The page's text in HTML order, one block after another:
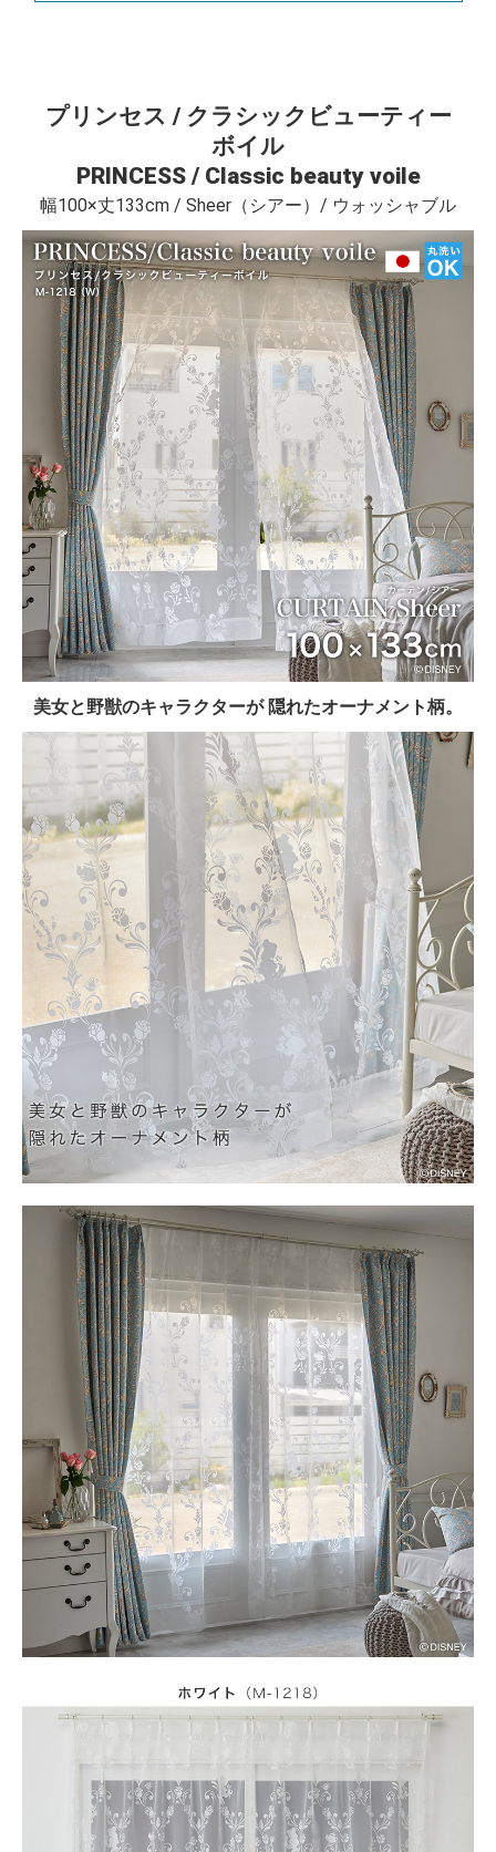
プリンセス / クラシックビューティー
ボイル
PRINCESS / Classic beauty voile
幅100×丈133cm / Sheer（シアー）/ ウォッシャブル
美女と野獣のキャラクターが 隠れたオーナメント柄。